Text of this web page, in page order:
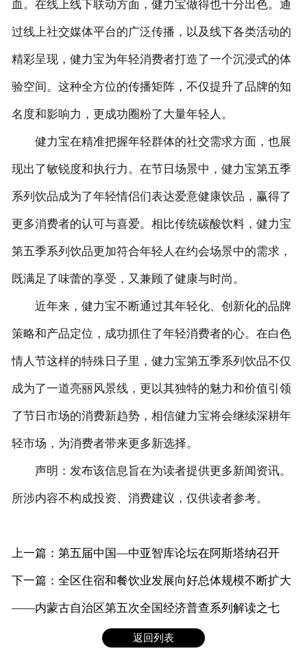
血。在线上线下联动方面，健力宝做得也十分出色。通
过线上社交媒体平台的广泛传播，以及线下各类活动的
精彩呈现，健力宝为年轻消费者打造了一个沉浸式的体
验空间。这种全方位的传播矩阵，不仅提升了品牌的知
名度和影响力，更成功圈粉了大量年轻人。
健力宝在精准把握年轻群体的社交需求方面，也展
现出了敏锐度和执行力。在节日场景中，健力宝第五季
系列饮品成为了年轻情侣们表达爱意健康饮品，赢得了
更多消费者的认可与喜爱。相比传统碳酸饮料，健力宝
第五季系列饮品更加符合年轻人在约会场景中的需求，
既满足了味蕾的享受，又兼顾了健康与时尚。
近年来，健力宝不断通过其年轻化、创新化的品牌
策略和产品定位，成功抓住了年轻消费者的心。在白色
情人节这样的特殊日子里，健力宝第五季系列饮品不仅
成为了一道亮丽风景线，更以其独特的魅力和价值引领
了节日市场的消费新趋势，相信健力宝将会继续深耕年
轻市场，为消费者带来更多新选择。
声明：发布该信息旨在为读者提供更多新闻资讯。
所涉内容不构成投资、消费建议，仅供读者参考。
上一篇：第五届中国—中亚智库论坛在阿斯塔纳召开
下一篇：全区住宿和餐饮业发展向好总体规模不断扩大
——内蒙古自治区第五次全国经济普查系列解读之七
返回列表